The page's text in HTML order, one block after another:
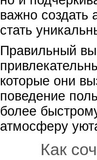
важно создать
стать
Правильный
которые они
поведение
более
атмосферу
Как